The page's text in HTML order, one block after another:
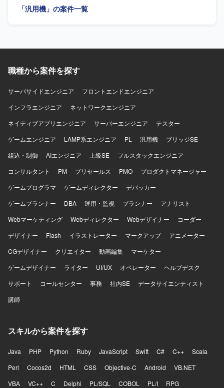
ていただける方を求めています。複数システムを横断した
としてPL経験を活かしながら業務系システム開発のスキル
に携わることで、ドメイン知識や設計力を広く身につける
C#.NET、PL/SQL、RDB（SQLServer、Oracle）などを用
「汎用機」の案件一覧
職種から案件を探す
サーバサイドエンジニア
フロントエンドエンジニア
インフラエンジニア
ネットワークエンジニア
ネイティブアプリエンジニア
サーバーエンジニア
テスター
ゲームエンジニア
LAMP系エンジニア PL 汎用機
ブリッジSE
組込・制御
AIエンジニア 上級SE
フルスタックエンジニア
コンサルタント
PM プリセールス PMO
プロダクトマネージャー
ゲームプログラマ
ゲームディレクター
デバッカー
ゲームプランナー
DBA 運用・監視 プランナー
アナリスト
Webマーケティング
Webディレクター Webデザイナー
コーダー
デザイナー
Flash イラストレーター マークアップ
アニメーター
CGデザイナー
クリエイター 動画編集
マーケター
ゲームデザイナー
ライター UI/UX オペレーター
ヘルプデスク
サポート
コールセンター 事務 社内SE
データサイエンティスト
講師
スキルから案件を探す
Java PHP Python Ruby JavaScript Swift C# C++
Scala
Perl
Cocos2d HTML CSS Objective-C Android
VB.NET
VBA
VC++ C Delphi PL/SQL COBOL PL/I
RPG